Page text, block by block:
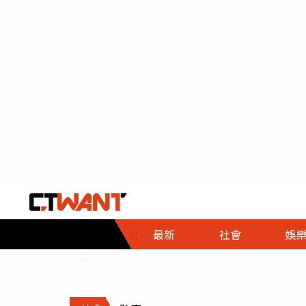
::: 最新 社會
社會首頁
時事
調查
娛樂
娛樂首頁
即時
財經首頁
熱線
政